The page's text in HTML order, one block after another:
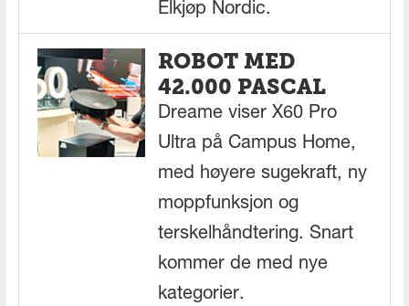
Elkjøp Nordic.
ROBOT MED
42.000 PASCAL
Dreame viser X60 Pro
Ultra på Campus Home,
med høyere sugekraft, ny
moppfunksjon og
terskelhåndtering. Snart
kommer de med nye
kategorier.